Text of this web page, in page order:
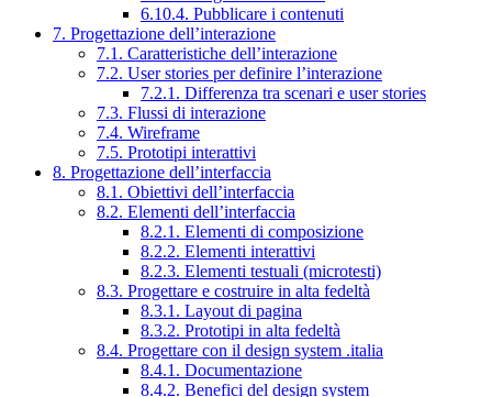
6.10.4. Pubblicare i contenuti
7. Progettazione dell’interazione
7.1. Caratteristiche dell’interazione
7.2. User stories per definire l’interazione
7.2.1. Differenza tra scenari e user stories
7.3. Flussi di interazione
7.4. Wireframe
7.5. Prototipi interattivi
8. Progettazione dell’interfaccia
8.1. Obiettivi dell’interfaccia
8.2. Elementi dell’interfaccia
8.2.1. Elementi di composizione
8.2.2. Elementi interattivi
8.2.3. Elementi testuali (microtesti)
8.3. Progettare e costruire in alta fedeltà
8.3.1. Layout di pagina
8.3.2. Prototipi in alta fedeltà
8.4. Progettare con il design system .italia
8.4.1. Documentazione
8.4.2. Benefici del design system